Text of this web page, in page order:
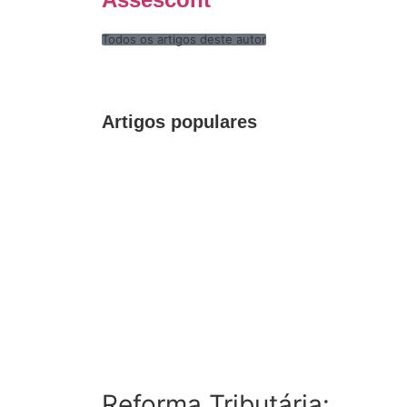
Todos os artigos deste autor
Artigos populares